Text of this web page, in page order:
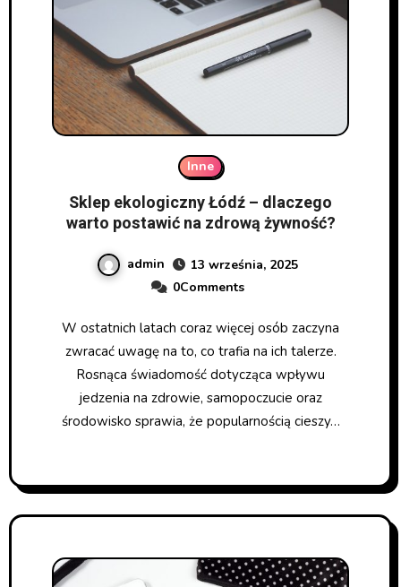
Inne
Sklep ekologiczny Łódź – dlaczego
warto postawić na zdrową żywność?
admin
13 września, 2025
0Comments
W ostatnich latach coraz więcej osób zaczyna
zwracać uwagę na to, co trafia na ich talerze.
Rosnąca świadomość dotycząca wpływu
jedzenia na zdrowie, samopoczucie oraz
środowisko sprawia, że popularnością cieszy…